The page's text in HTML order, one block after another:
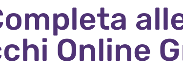
Online